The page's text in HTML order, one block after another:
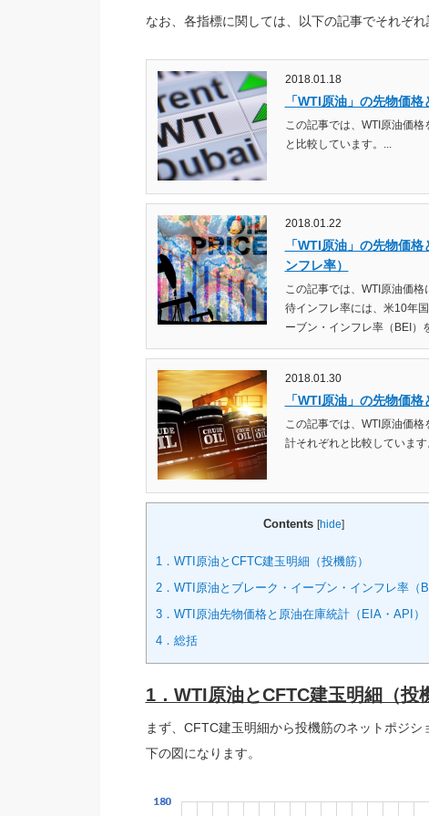
なお、各指標に関しては、以下の記事でそれぞ
2018.01.18
「WTI原油」の先物価
この記事では、WTI原油価
と比較しています。...
2018.01.22
「WTI原油」の先物価
ンフレ率）
この記事では、WTI原油価
待インフレ率には、米10年
ーブン・インフレ率（BEI）
2018.01.30
「WTI原油」の先物価
この記事では、WTI原油価
計それぞれと比較しています
Contents [hide]
1．WTI原油とCFTC建玉明細（投機筋）
2．WTI原油とブレーク・イーブン・インフレ率（
3．WTI原油先物価格と原油在庫統計（EIA・API）
4．総括
1．WTI原油とCFTC建玉明細（投
まず、CFTC建玉明細から投機筋のネットポジ
下の図になります。